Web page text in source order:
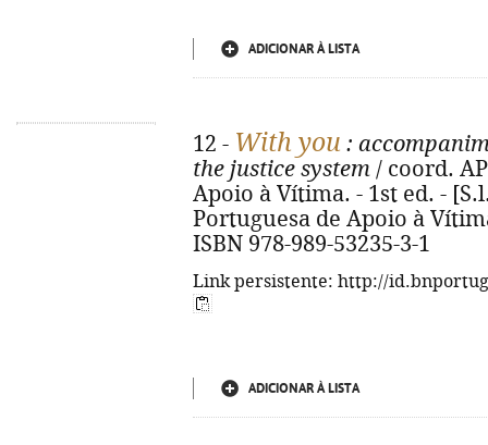
ADICIONAR À LISTA
12 - With you :
the justice system / coord.
Apoio à Vítima. - 1st ed. -
Portuguesa de Apoio à
ISBN 978-989-53235-3-1
Link persistente: http://
ADICIONAR À LISTA